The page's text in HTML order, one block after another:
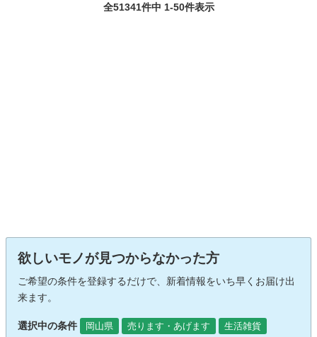
全51341件中 1-50件表示
欲しいモノが見つからなかった方
ご希望の条件を登録するだけで、新着情報をいち早くお届け出
来ます。
選択中の条件 岡山県 売ります・あげます 生活雑貨